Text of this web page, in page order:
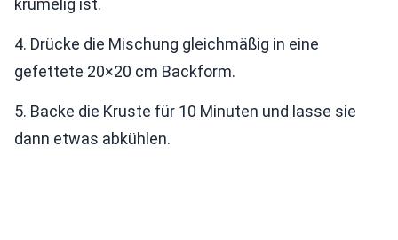
krümelig ist.
4. Drücke die Mischung gleichmäßig in eine
gefettete 20×20 cm Backform.
5. Backe die Kruste für 10 Minuten und lasse sie
dann etwas abkühlen.